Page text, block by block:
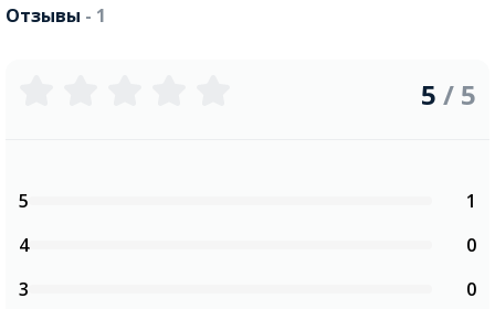
Отзывы - 1
5 / 5
5
1
4
0
3
0